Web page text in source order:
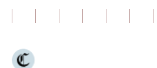
Lujo
Moda